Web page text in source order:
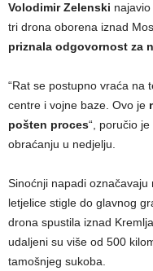
Volodimir Zelenski najavio
tri drona oborena iznad
priznala odgovornost za
“Rat se postupno vraća na
centre i vojne baze. Ovo je
pošten proces“, poručio
obraćanju u nedjelju.
Sinoćnji napadi
letjelice stigle do glavnog
drona spustila iznad
udaljeni su više od 500
tamošnjeg sukoba.